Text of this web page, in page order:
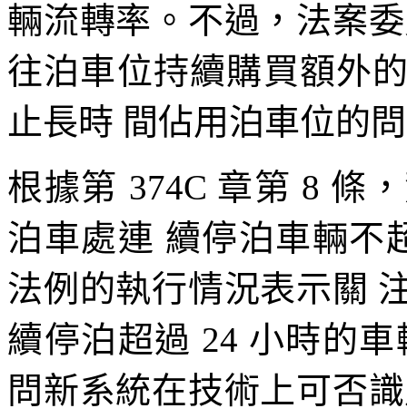
輛流轉率。不過，法案
往泊車位持續購買額外
止長時 間佔用泊車位的
根據第 374C 章第 8 條
泊車處連 續停泊車輛不
法例的執行情況表示關
續停泊超過 24 小時的
問新系統在技術上可否